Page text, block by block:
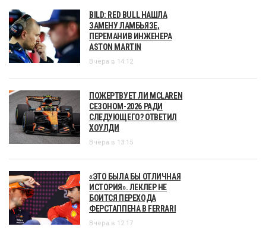
BILD: RED BULL НАШЛА
ЗАМЕНУ ЛАМБЬЯЗЕ,
ПЕРЕМАНИВ ИНЖЕНЕРА
ASTON MARTIN
Вчера в 14:12
ПОЖЕРТВУЕТ ЛИ MCLAREN
СЕЗОНОМ-2026 РАДИ
СЛЕДУЮЩЕГО? ОТВЕТИЛ
ХОУЛДИ
Вчера в 13:15
«ЭТО БЫЛА БЫ ОТЛИЧНАЯ
ИСТОРИЯ». ЛЕКЛЕР НЕ
БОИТСЯ ПЕРЕХОДА
ФЕРСТАППЕНА В FERRARI
Вчера в 12:17